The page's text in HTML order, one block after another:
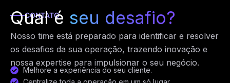
CONTATO
Qual é seu desafio?
Nosso time está preparado para identificar e resolver
os desafios da sua operação, trazendo inovação e
nossa expertise para impulsionar o seu negócio.
Melhore a experiência do seu cliente.